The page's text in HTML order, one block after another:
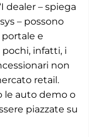
dealer – spiega
– possono
portale e
infatti, i
non
retail.
le auto demo o
piazzate su